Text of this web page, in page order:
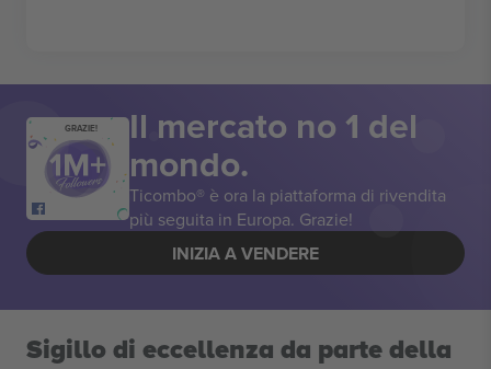
GRAZIE! Il mercato no 1 del
mondo.
Ticombo® è ora la piattaforma di rivendita
più seguita in Europa. Grazie!
INIZIA A VENDERE
Sigillo di eccellenza da parte della